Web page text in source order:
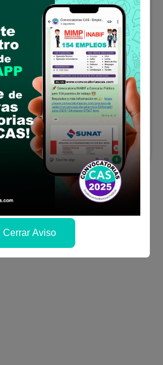
el Servicio CEBE
universitario Educación
Psicólogo, Trabajo Social,
con mención en Terapia
y Re
S/. 3064
2026
y como postular
Cerrar Aviso